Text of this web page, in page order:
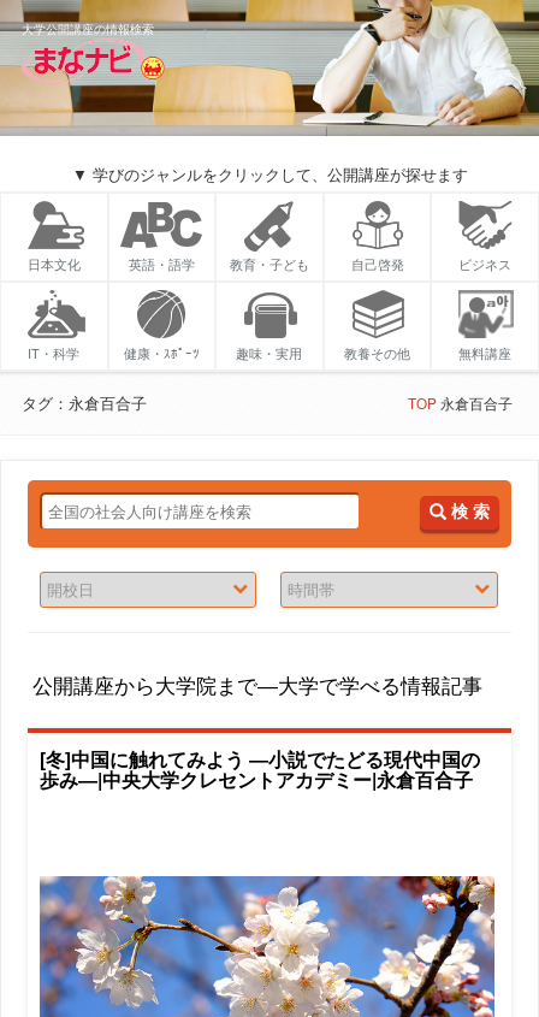
大学公開講座の情報検索
▼ 学びのジャンルをクリックして、公開講座が探せます
日本文化 英語・語学 教育・子ども 自己啓発 ビジネス
IT・科学 健康・ｽﾎﾟｰﾂ 趣味・実用 教養その他 無料講座
タグ：永倉百合子 TOP永倉百合子
検 索
公開講座から大学院まで―大学で学べる情報記事
[冬]中国に触れてみよう ―小説でたどる現代中国の
歩み―|中央大学クレセントアカデミー|永倉百合子